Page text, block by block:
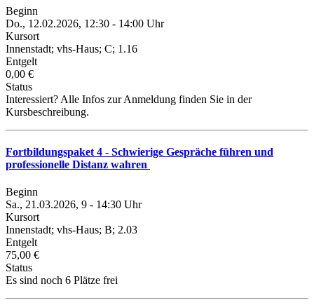
Beginn
Do., 12.02.2026, 12:30 - 14:00 Uhr
Kursort
Innenstadt; vhs-Haus; C; 1.16
Entgelt
0,00 €
Status
Interessiert? Alle Infos zur Anmeldung finden Sie in der
Kursbeschreibung.
Fortbildungspaket 4 - Schwierige Gespräche führen und
professionelle Distanz wahren
Beginn
Sa., 21.03.2026, 9 - 14:30 Uhr
Kursort
Innenstadt; vhs-Haus; B; 2.03
Entgelt
75,00 €
Status
Es sind noch 6 Plätze frei